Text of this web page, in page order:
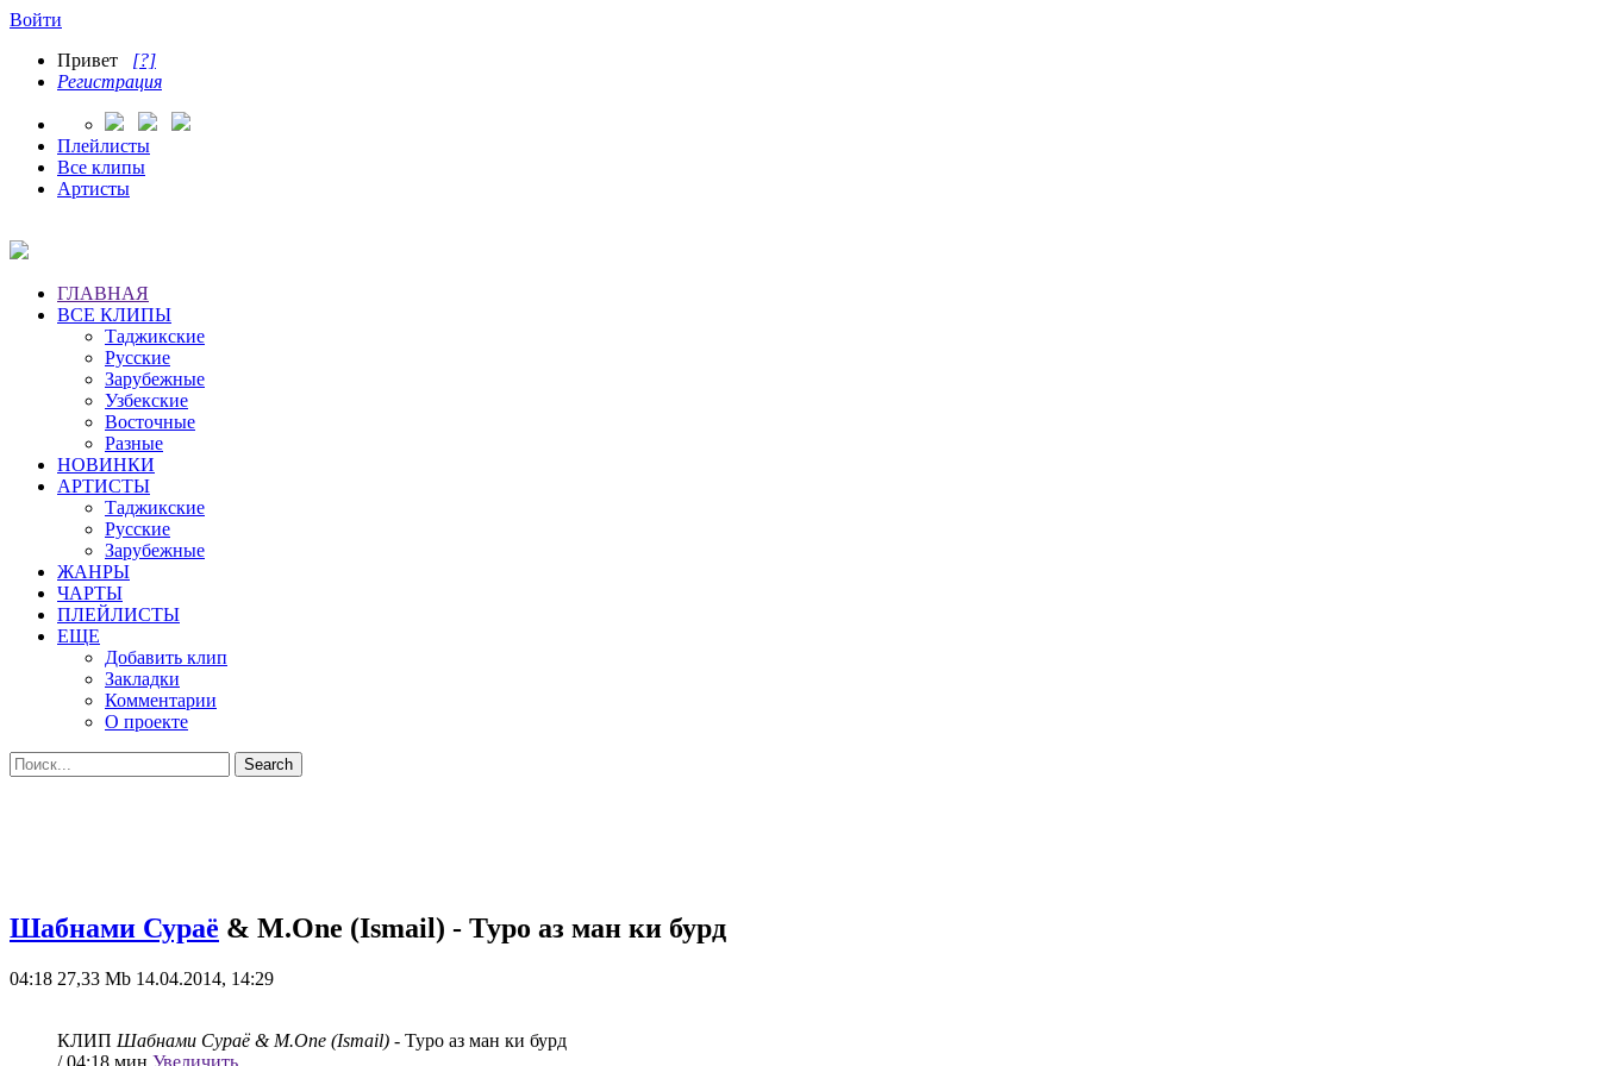
Войти
Привет [?]
Регистрация
Плейлисты
Все клипы
Артисты
ГЛАВНАЯ
ВСЕ КЛИПЫ
Таджикские
Русские
Зарубежные
Узбекские
Восточные
Разные
НОВИНКИ
АРТИСТЫ
Таджикские
Русские
Зарубежные
ЖАНРЫ
ЧАРТЫ
ПЛЕЙЛИСТЫ
ЕЩЕ
Добавить клип
Закладки
Комментарии
О проекте
Шабнами Сураё & M.One (Ismail) - Туро аз ман ки бурд
04:18 27,33 Mb 14.04.2014, 14:29
КЛИП Шабнами Сураё & M.One (Ismail) - Туро аз ман ки бурд
/ 04:18 мин Увеличить